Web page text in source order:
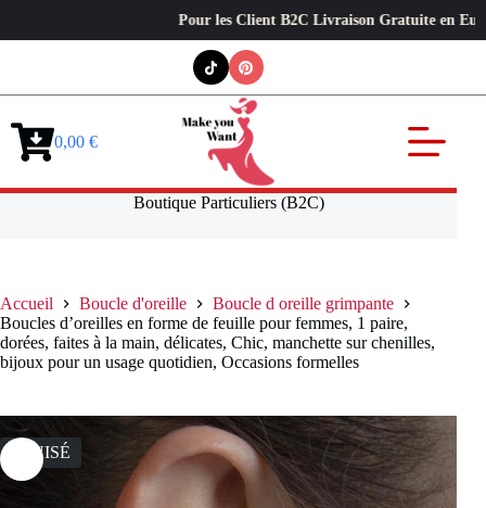
Pour les Client B2C Livraison Gratuite en Europe
Panier0,00 €
Boutique Particuliers (B2C)
Accueil Boucle d'oreille
Boucle d oreille grimpante
Boucles d’oreilles en forme de feuille pour femmes, 1 paire,
dorées, faites à la main, délicates, Chic, manchette sur chenilles,
bijoux pour un usage quotidien, Occasions formelles
ÉPUISÉ